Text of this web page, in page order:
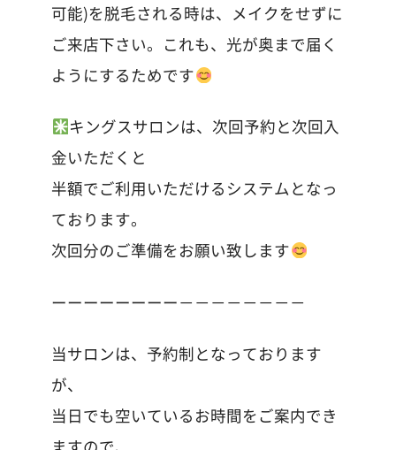
可能)を脱毛される時は、メイクをせずに
ご来店下さい。これも、光が奥まで届く
ようにするためです
キングスサロンは、次回予約と次回入
金いただくと
半額でご利用いただけるシステムとなっ
ております。
次回分のご準備をお願い致します
ーーーーーーーー－－－－－－－－
当サロンは、予約制となっております
が、
当日でも空いているお時間をご案内でき